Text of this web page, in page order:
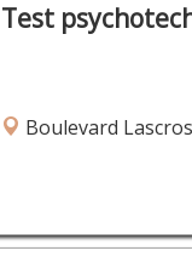
Test
Boulevard